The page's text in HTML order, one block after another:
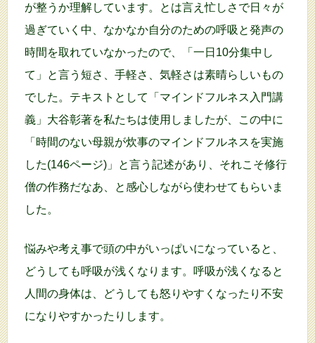
が整うか理解しています。とは言え忙しさで日々が
過ぎていく中、なかなか自分のための呼吸と発声の
時間を取れていなかったので、「一日10分集中し
て」と言う短さ、手軽さ、気軽さは素晴らしいもの
でした。テキストとして「マインドフルネス入門講
義」大谷彰著を私たちは使用しましたが、この中に
「時間のない母親が炊事のマインドフルネスを実施
した(146ページ)」と言う記述があり、それこそ修行
僧の作務だなあ、と感心しながら使わせてもらいま
した。
悩みや考え事で頭の中がいっぱいになっていると、
どうしても呼吸が浅くなります。呼吸が浅くなると
人間の身体は、どうしても怒りやすくなったり不安
になりやすかったりします。